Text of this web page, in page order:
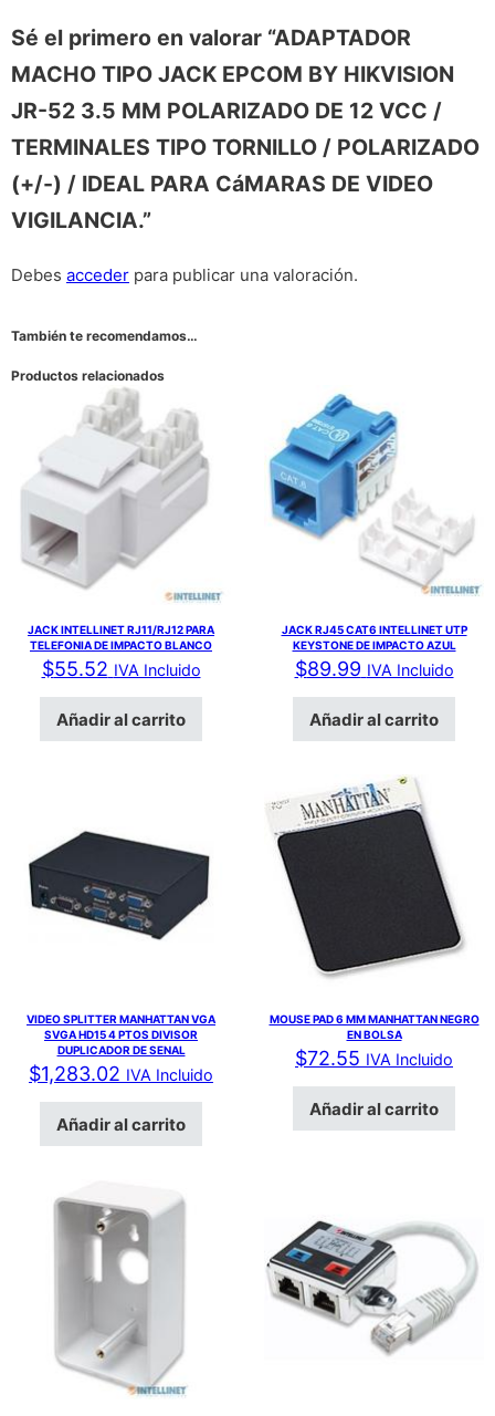
Sé el primero en valorar “ADAPTADOR
MACHO TIPO JACK EPCOM BY HIKVISION
JR-52 3.5 MM POLARIZADO DE 12 VCC /
TERMINALES TIPO TORNILLO / POLARIZADO
(+/-) / IDEAL PARA CáMARAS DE VIDEO
VIGILANCIA.”
Debes acceder para publicar una valoración.
También te recomendamos…
Productos relacionados
JACK INTELLINET RJ11/RJ12 PARA
TELEFONIA DE IMPACTO BLANCO
$55.52 IVA Incluido
Añadir al carrito
JACK RJ45 CAT6 INTELLINET UTP
KEYSTONE DE IMPACTO AZUL
$89.99 IVA Incluido
Añadir al carrito
VIDEO SPLITTER MANHATTAN VGA
SVGA HD15 4 PTOS DIVISOR
DUPLICADOR DE SENAL
$1,283.02 IVA Incluido
Añadir al carrito
MOUSE PAD 6 MM MANHATTAN NEGRO
EN BOLSA
$72.55 IVA Incluido
Añadir al carrito